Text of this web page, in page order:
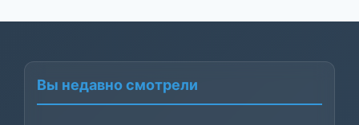
Вы недавно смотрели